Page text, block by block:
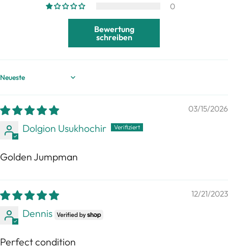
0
Bewertung
schreiben
Sort by
03/15/2026
Dolgion Usukhochir
Golden Jumpman
12/21/2023
Dennis
Perfect condition